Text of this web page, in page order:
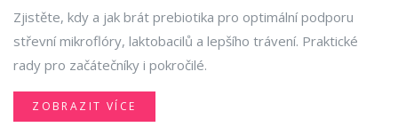
Zjistěte, kdy a jak brát prebiotika pro optimální podporu
střevní mikroflóry, laktobacilů a lepšího trávení. Praktické
rady pro začátečníky i pokročilé.
ZOBRAZIT VÍCE